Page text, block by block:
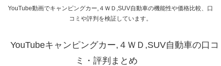
YouTube動画でキャンピングカー,４ＷＤ,SUV自動車の機能性や価格比較、口
コミや評判を検証しています。
YouTubeキャンピングカー,４ＷＤ,SUV自動車の口コ
ミ・評判まとめ